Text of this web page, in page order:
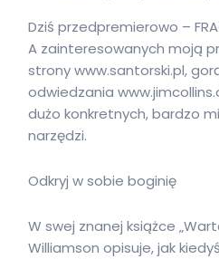
Dziś przedpremierowo –
A zainteresowanych moją
strony www.santorski.pl,
odwiedzania
dużo konkretnych, bardzo
narzędzi.
Odkryj w sobie boginię
W swej znanej książce
Williamson opisuje, jak